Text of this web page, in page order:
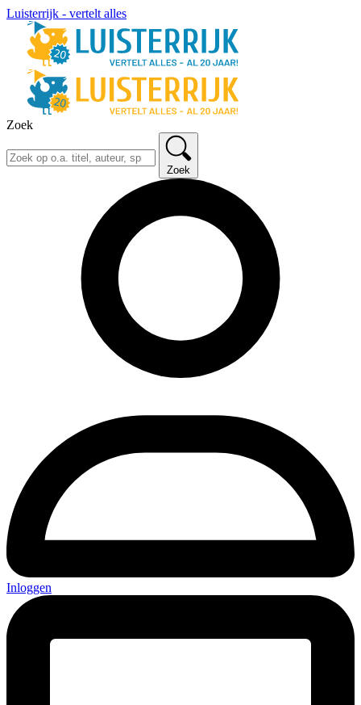
Luisterrijk - vertelt alles
Zoek
Zoek
Inloggen